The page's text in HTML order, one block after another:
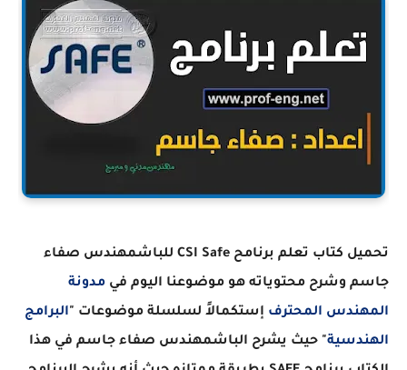
تحميل كتاب تعلم برنامح CSI Safe للباشمهندس صفاء
جاسم وشرح محتوياته هو موضوعنا اليوم في مدونة
المهندس المحترف إستكمالاً لسلسلة موضوعات "البرامج
الهندسية" حيث يشرح الباشمهندس صفاء جاسم في هذا